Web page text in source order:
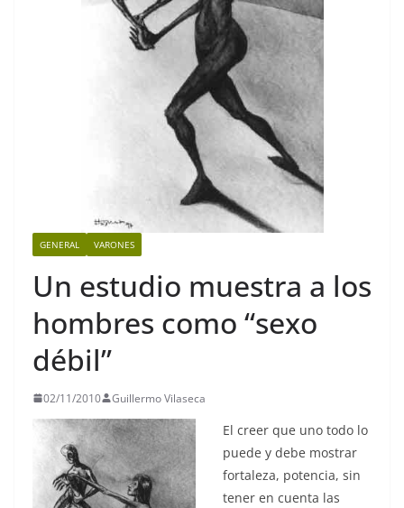
GENERAL VARONES
Un estudio muestra a los
hombres como “sexo
débil”
02/11/2010 Guillermo Vilaseca
El creer que uno todo lo
puede y debe mostrar
fortaleza, potencia, sin
tener en cuenta las